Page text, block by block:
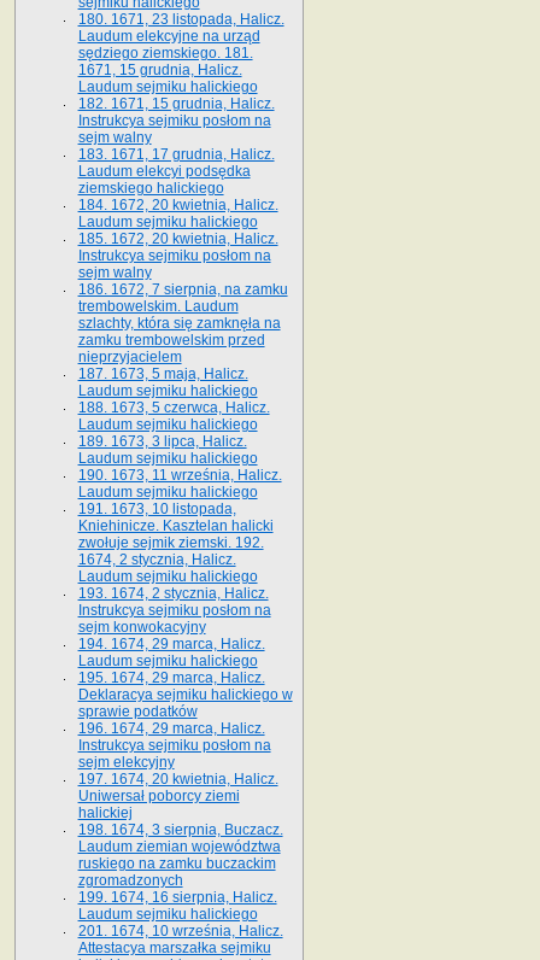
180. 1671, 23 listopada, Halicz.
Laudum elekcyjne na urząd
sędziego ziemskiego. 181.
1671, 15 grudnia, Halicz.
Laudum sejmiku halickiego
182. 1671, 15 grudnia, Halicz.
Instrukcya sejmiku posłom na
sejm walny
183. 1671, 17 grudnia, Halicz.
Laudum elekcyi podsędka
ziemskiego halickiego
184. 1672, 20 kwietnia, Halicz.
Laudum sejmiku halickiego
185. 1672, 20 kwietnia, Halicz.
Instrukcya sejmiku posłom na
sejm walny
186. 1672, 7 sierpnia, na zamku
trembowelskim. Laudum
szlachty, która się zamknęła na
zamku trembowelskim przed
nieprzyjacielem
187. 1673, 5 maja, Halicz.
Laudum sejmiku halickiego
188. 1673, 5 czerwca, Halicz.
Laudum sejmiku halickiego
189. 1673, 3 lipca, Halicz.
Laudum sejmiku halickiego
190. 1673, 11 września, Halicz.
Laudum sejmiku halickiego
191. 1673, 10 listopada,
Kniehinicze. Kasztelan halicki
zwołuje sejmik ziemski. 192.
1674, 2 stycznia, Halicz.
Laudum sejmiku halickiego
193. 1674, 2 stycznia, Halicz.
Instrukcya sejmiku posłom na
sejm konwokacyjny
194. 1674, 29 marca, Halicz.
Laudum sejmiku halickiego
195. 1674, 29 marca, Halicz.
Deklaracya sejmiku halickiego w
sprawie podatków
196. 1674, 29 marca, Halicz.
Instrukcya sejmiku posłom na
sejm elekcyjny
197. 1674, 20 kwietnia, Halicz.
Uniwersał poborcy ziemi
halickiej
198. 1674, 3 sierpnia, Buczacz.
Laudum ziemian województwa
ruskiego na zamku buczackim
zgromadzonych
199. 1674, 16 sierpnia, Halicz.
Laudum sejmiku halickiego
201. 1674, 10 września, Halicz.
Attestacya marszałka sejmiku